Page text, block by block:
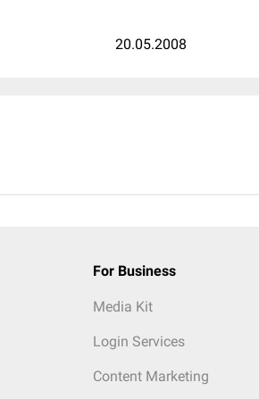
20.05.2008
For Business
Media Kit
Login Services
Content Marketing